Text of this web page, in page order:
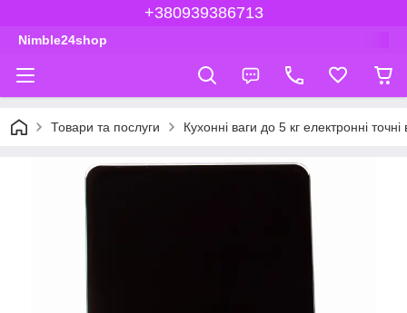
+380939386713
Nimble24shop
Товари та послуги Кухонні ваги до 5 кг електронні точні